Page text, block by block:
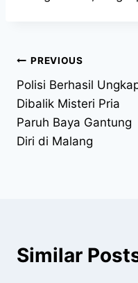
PREVIOUS
Polisi Berhasil
Dibalik Misteri Pria
Paruh Baya Gantung
Diri di Malang
Similar